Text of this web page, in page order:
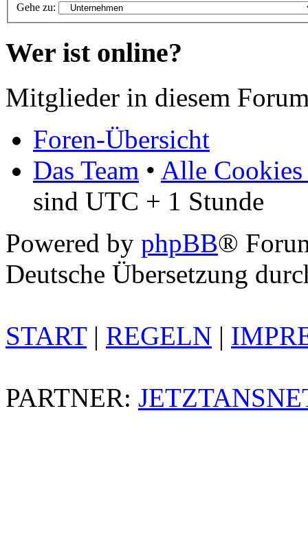
Gehe zu:
Wer ist online?
Mitglieder in diesem
Foren-Übersicht
Das Team • Alle Cookies
sind UTC + 1 Stunde
Powered by phpBB®
Deutsche Übersetzung
START| REGELN |
PARTNER: